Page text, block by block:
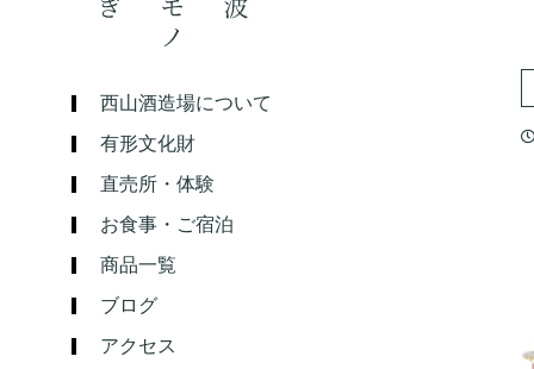
西山酒造場について
有形文化財
直売所・体験
お食事・ご宿泊
商品一覧
ブログ
アクセス